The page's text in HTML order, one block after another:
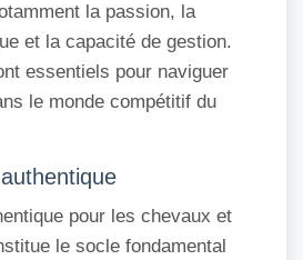
la passion, la
et la capacité de gestion.
essentiels pour naviguer
le monde compétitif du
pour les chevaux et
le socle fondamental